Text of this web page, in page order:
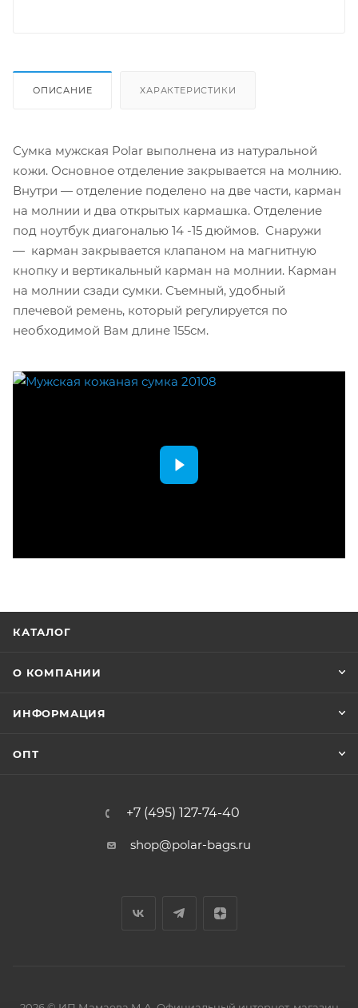
ОПИСАНИЕ ХАРАКТЕРИСТИКИ
Сумка мужская Polar выполнена из натуральной
кожи. Основное отделение закрывается на молнию.
Внутри — отделение поделено на две части, карман
на молнии и два открытых кармашка. Отделение
под ноутбук диагональю 14 -15 дюймов. Снаружи
— карман закрывается клапаном на магнитную
кнопку и вертикальный карман на молнии. Карман
на молнии сзади сумки. Съемный, удобный
плечевой ремень, который регулируется по
необходимой Вам длине 155см.
КАТАЛОГ
О КОМПАНИИ
ИНФОРМАЦИЯ
ОПТ
+7 (495) 127-74-40
shop@polar-bags.ru